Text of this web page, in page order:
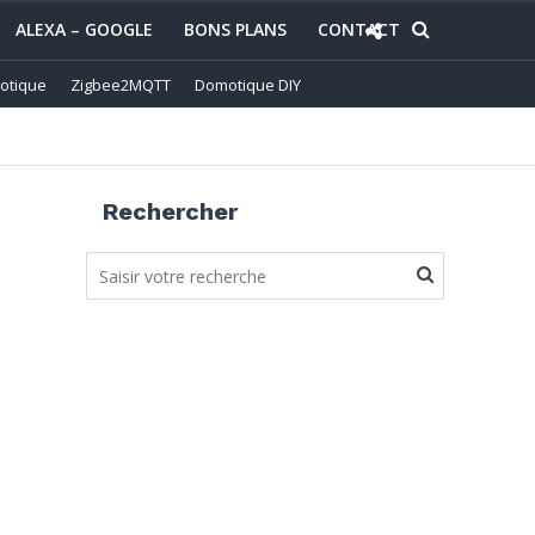
ALEXA – GOOGLE BONS PLANS CONTACT
Zigbee2MQTT Domotique DIY
Rechercher